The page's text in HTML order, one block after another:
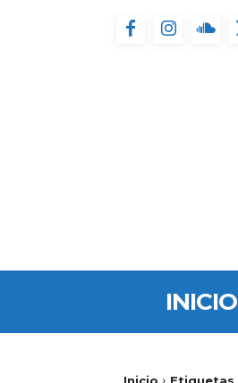
INICIO
Inicio Etiquetas